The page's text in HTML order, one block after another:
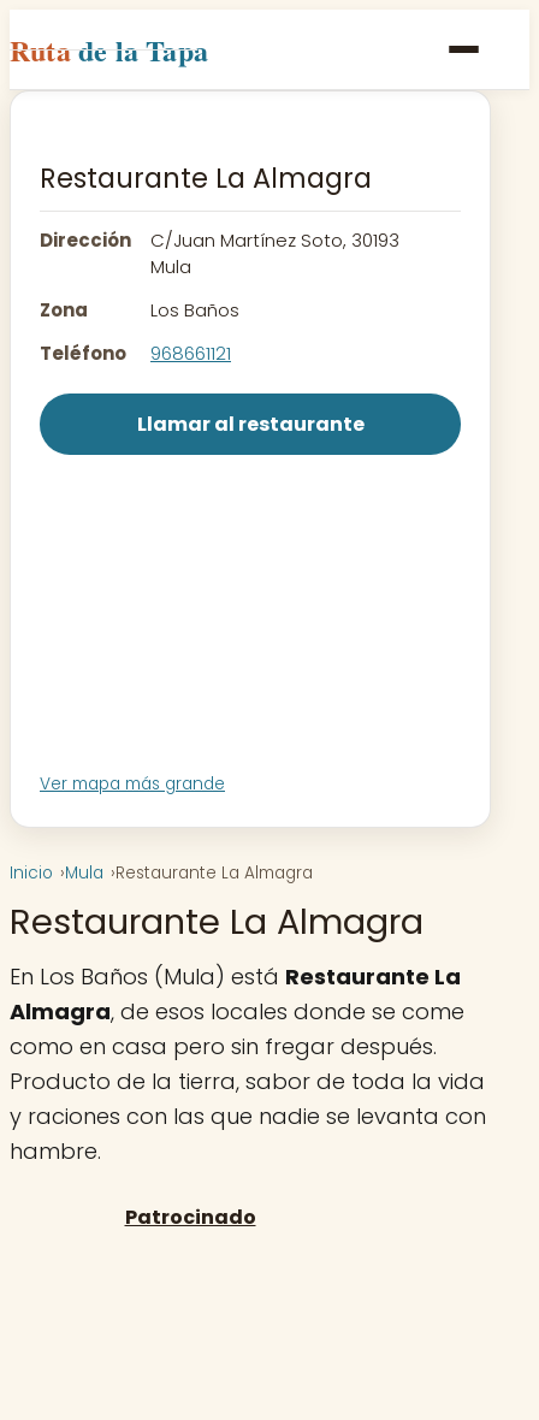
Rutade la Tapa
Inicio
Rutas
Contacto
Restaurante La Almagra
Dirección
C/Juan Martínez Soto, 30193
Mula
Zona
Los Baños
Teléfono
968661121
Llamar al restaurante
Ver mapa más grande
Inicio Mula Restaurante La Almagra
Restaurante La Almagra
En Los Baños (Mula) está Restaurante La
Almagra, de esos locales donde se come
como en casa pero sin fregar después.
Producto de la tierra, sabor de toda la vida
y raciones con las que nadie se levanta con
hambre.